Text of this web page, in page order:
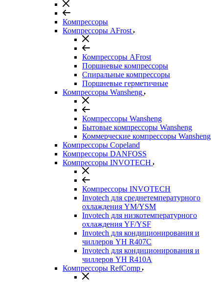
Компрессоры
Компрессоры AFrost
Компрессоры AFrost
Поршневые компрессоры
Спиральные компрессоры
Поршневые герметичные
Компрессоры Wansheng
Компрессоры Wansheng
Бытовые компрессоры Wansheng
Коммерческие компрессоры Wansheng
Компрессоры Copeland
Компрессоры DANFOSS
Компрессоры INVOTECH
Компрессоры INVOTECH
Invotech для среднетемпературного
охлаждения YM/YSM
Invotech для низкотемпературного
охлаждения YF/YSF
Invotech для кондиционирования и
чиллеров YH R407C
Invotech для кондиционирования и
чиллеров YH R410A
Компрессоры RefComp